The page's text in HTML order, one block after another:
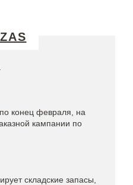
конец февраля, на
кампании по
складские запасы,